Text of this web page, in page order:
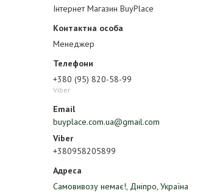
Інтернет Магазин BuyPlace
Менеджер
+380 (95) 820-58-99
Viber
buyplace.com.ua@gmail.com
+380958205899
Самовивозу немає!, Дніпро, Україна